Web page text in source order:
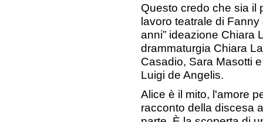
Questo credo che sia il
lavoro teatrale di Fanny
anni” ideazione Chiara
drammaturgia Chiara
Casadio, Sara Masotti
Luigi de Angelis.
Alice è il mito, l'amore
racconto della discesa